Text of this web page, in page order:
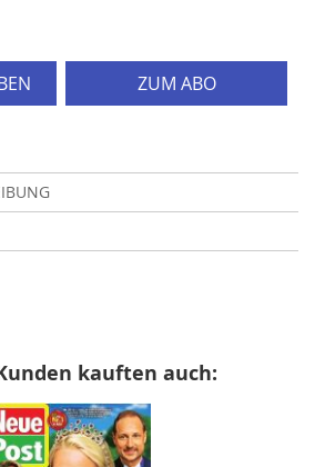
ZUM ABO
kauften auch: